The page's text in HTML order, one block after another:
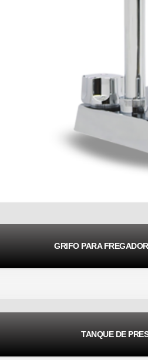
GRIFO PARA
TANQUE DE